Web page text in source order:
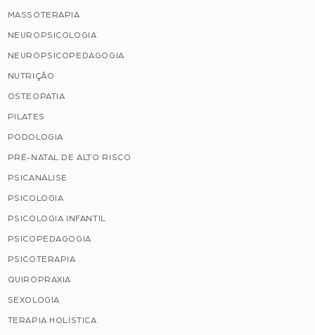
MASSOTERAPIA
NEUROPSICOLOGIA
NEUROPSICOPEDAGOGIA
NUTRIÇÃO
OSTEOPATIA
PILATES
PODOLOGIA
PRÉ-NATAL DE ALTO RISCO
PSICANÁLISE
PSICOLOGIA
PSICOLOGIA INFANTIL
PSICOPEDAGOGIA
PSICOTERAPIA
QUIROPRAXIA
SEXOLOGIA
TERAPIA HOLÍSTICA